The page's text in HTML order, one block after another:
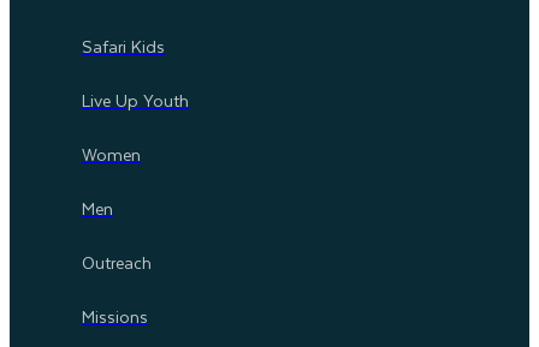
Safari Kids
Live Up Youth
Women
Men
Outreach
Missions